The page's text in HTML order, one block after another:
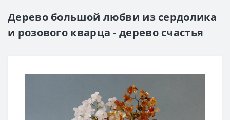
Дерево большой любви из сердолика
и розового кварца - дерево счастья